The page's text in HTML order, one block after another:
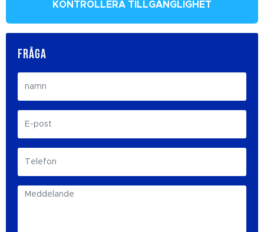
KONTROLLERA TILLGÄNGLIGHET
FRÅGA